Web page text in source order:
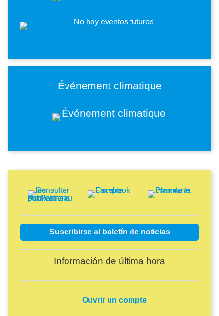
Imagen
Événement climatique
Imagen Imagen Imagen
Suscribirse al boletín de noticias
Información de última hora
Ouvrir un compte